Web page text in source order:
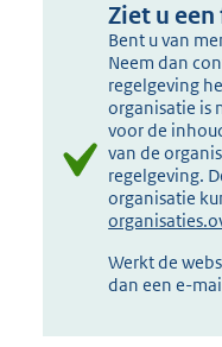
Ziet u
Bent u van
Neem dan
regelgeving
organisatie is
voor de
van de
regelgeving.
organisatie
Werkt de
dan een e-